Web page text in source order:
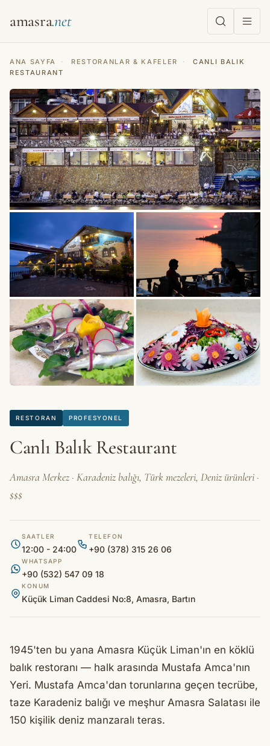
amasra
ANA SAYFA · RESTORANLAR & KAFELER ·
CANLI BALIK
RESTAURANT
RESTORAN PROFESYONEL
Canlı Balık Restaurant
Amasra Merkez · Karadeniz balığı, Türk mezeleri, Deniz ürünleri ·
$$$
SAATLER
12:00 - 24:00
TELEFON
+90 (378) 315 26 06
WHATSAPP
+90 (532) 547 09 18
KONUM
Küçük Liman Caddesi No:8, Amasra, Bartın
1945'ten bu yana Amasra Küçük Liman'ın en köklü
balık restoranı — halk arasında Mustafa Amca'nın
Yeri. Mustafa Amca'dan torunlarına geçen tecrübe,
taze Karadeniz balığı ve meşhur Amasra Salatası ile
150 kişilik deniz manzaralı teras.